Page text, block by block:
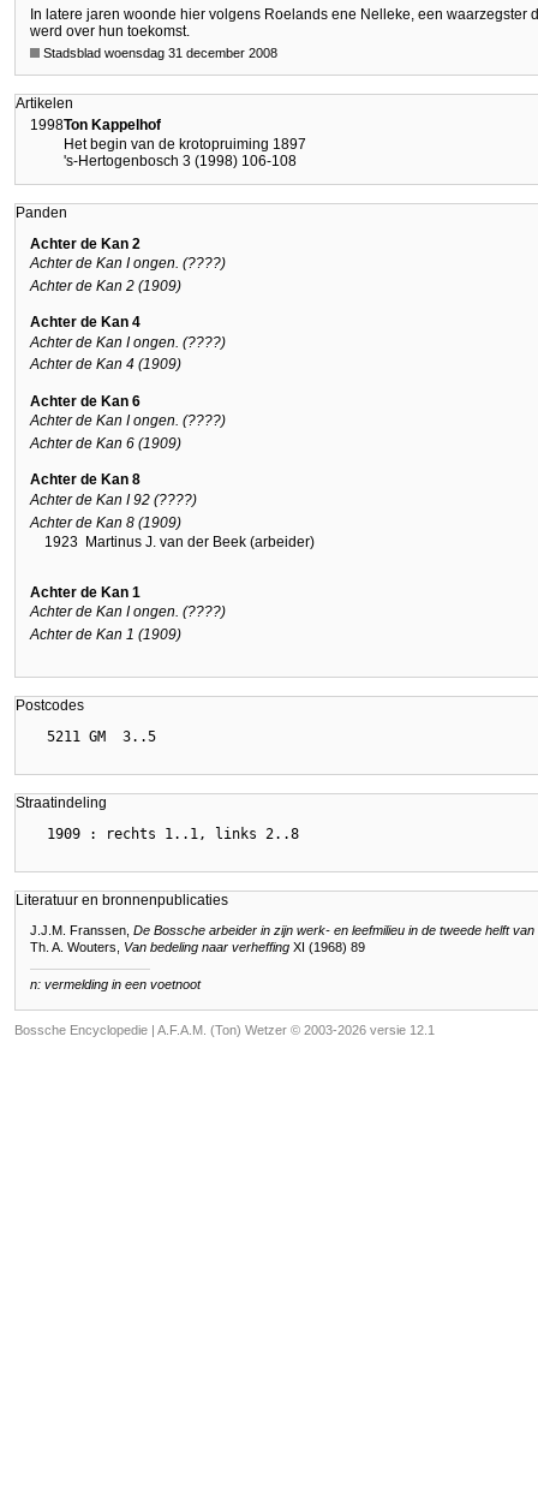
In latere jaren woonde hier volgens Roelands ene Nelleke, een waarzegster
werd over hun toekomst.
Stadsblad woensdag 31 december 2008
Artikelen
1998Ton Kappelhof
Het begin van de krotopruiming 1897
's-Hertogenbosch 3 (1998) 106-108
Panden
Achter de Kan 2
Achter de Kan I ongen. (????)
Achter de Kan 2 (1909)
Achter de Kan 4
Achter de Kan I ongen. (????)
Achter de Kan 4 (1909)
Achter de Kan 6
Achter de Kan I ongen. (????)
Achter de Kan 6 (1909)
Achter de Kan 8
Achter de Kan I 92 (????)
Achter de Kan 8 (1909)
1923 Martinus J. van der Beek (arbeider)
Achter de Kan 1
Achter de Kan I ongen. (????)
Achter de Kan 1 (1909)
Postcodes
Straatindeling
Literatuur en bronnenpublicaties
J.J.M. Franssen, De Bossche arbeider in zijn werk- en leefmilieu in de tweede helft
Th. A. Wouters, Van bedeling naar verheffing XI (1968) 89
n: vermelding in een voetnoot
Bossche Encyclopedie | A.F.A.M. (Ton) Wetzer © 2003-2026 versie 12.1